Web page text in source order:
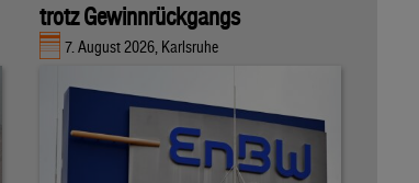
trotz Gewinnrückgangs
7. August 2026, Karlsruhe